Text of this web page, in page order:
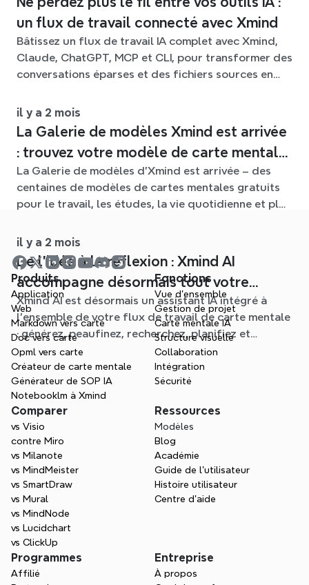
un flux de travail connecté avec Xmind
Bâtissez un flux de travail IA complet avec Xmind,
Claude, ChatGPT, MCP et CLI, pour transformer des
conversations éparses et des fichiers sources en
il y a 2 mois
La Galerie de modèles Xmind est arrivée
: trouvez votre modèle de carte mentale
pour chaque situation
La Galerie de modèles d'Xmind est arrivée – des
centaines de modèles de cartes mentales gratuits
pour le travail, les études, la vie quotidienne et plus
la page blanche.
il y a 2 mois
De l'idée à la réflexion : Xmind AI
accompagne désormais tout votre
processus de carte mentale
Xmind AI est désormais un assistant IA intégré à
l'ensemble de votre flux de travail de carte mentale
: générez, peaufinez, recherchez, planifiez et
exportez, le tout sans quitter votre Schéma.
Produits
Application
Web
Markdown vers carte
Doc vers carte
Opml vers carte
Créateur de carte mentale
Générateur de SOP IA
Notebooklm à Xmind
Fonctions
Vue d'ensemble
Gestion de projet
Carte mentale IA
Structure visuelle
Collaboration
Intégration
Sécurité
Comparer
vs Visio
contre Miro
vs Milanote
vs MindMeister
vs SmartDraw
vs Mural
vs MindNode
vs Lucidchart
vs ClickUp
Ressources
Modèles
Blog
Académie
Guide de l’utilisateur
Histoire utilisateur
Centre d'aide
Programmes
Affilié
Entreprise
À propos